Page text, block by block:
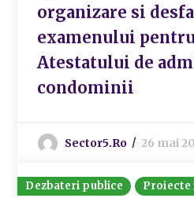
organizare si
examenului
Atestatului de
condominii
Sector5.ro 26 mai
Dezbateri publice
Proiecte